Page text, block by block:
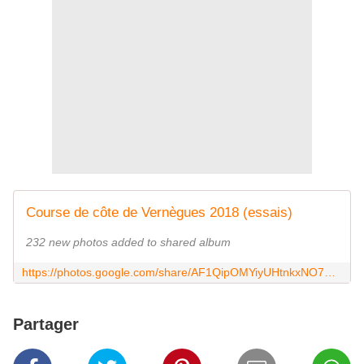
Course de côte de Vernègues 2018 (essais)
232 new photos added to shared album
Partager